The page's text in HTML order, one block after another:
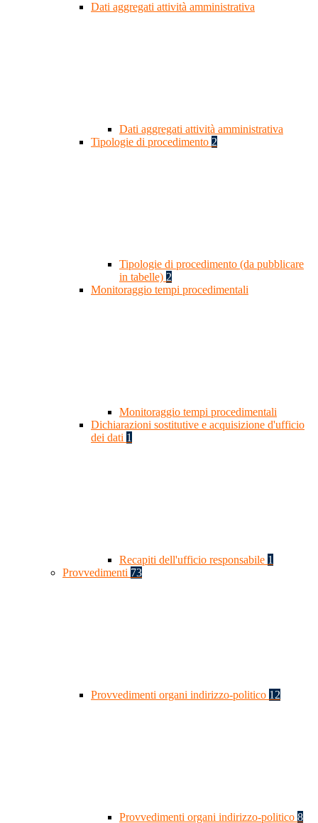
Dati aggregati attività amministrativa
Dati aggregati attività amministrativa
Tipologie di procedimento 2
Tipologie di procedimento (da pubblicare
in tabelle) 2
Monitoraggio tempi procedimentali
Monitoraggio tempi procedimentali
Dichiarazioni sostitutive e acquisizione d'ufficio
dei dati 1
Recapiti dell'ufficio responsabile 1
Provvedimenti 73
Provvedimenti organi indirizzo-politico 12
Provvedimenti organi indirizzo-politico 8